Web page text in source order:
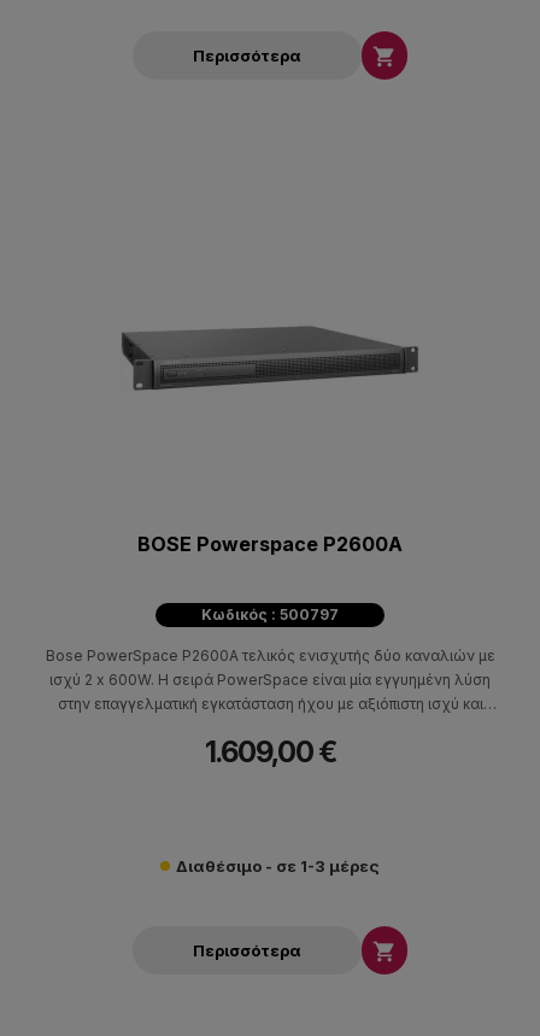
Περισσότερα 
BOSE Powerspace P2600A
Κωδικός : 500797
Bose PowerSpace P2600A τελικός ενισχυτής δύο καναλιών με
ισχύ 2 x 600W. Η σειρά PowerSpace είναι μία εγγυημένη λύση
στην επαγγελματική εγκατάσταση ήχου με αξιόπιστη ισχύ και
1.609,00 €
Διαθέσιμο - σε 1-3 μέρες
Περισσότερα 